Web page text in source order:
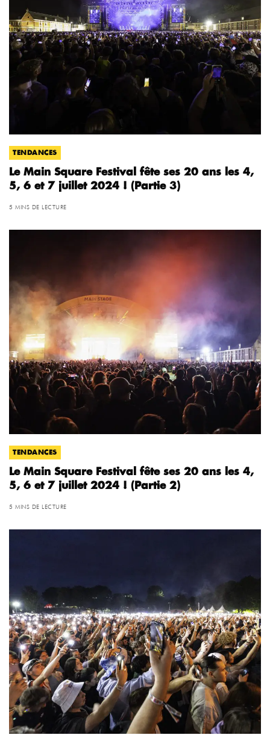
TENDANCES
Le Main Square Festival fête ses 20 ans les 4,
5, 6 et 7 juillet 2024 ! (Partie 3)
5 MINS DE LECTURE
TENDANCES
Le Main Square Festival fête ses 20 ans les 4,
5, 6 et 7 juillet 2024 ! (Partie 2)
5 MINS DE LECTURE